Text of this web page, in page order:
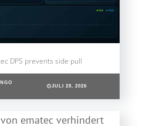
DPS prevents side pull
JULI 28, 2026